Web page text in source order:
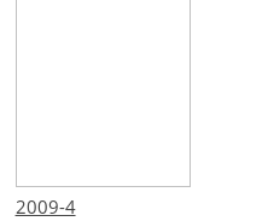
2009-4